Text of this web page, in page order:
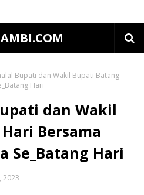
Bupati dan Wakil Bupati Batang
Hari
dan Wakil
Bersama
Se_Batang Hari
2023